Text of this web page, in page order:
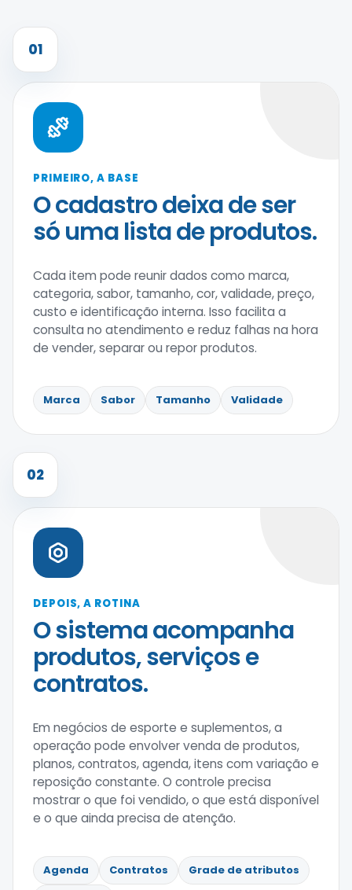
01
PRIMEIRO, A BASE
O cadastro deixa de ser
só uma lista de produtos.
Cada item pode reunir dados como marca,
categoria, sabor, tamanho, cor, validade, preço,
custo e identificação interna. Isso facilita a
consulta no atendimento e reduz falhas na hora
de vender, separar ou repor produtos.
Marca Sabor Tamanho Validade
02
DEPOIS, A ROTINA
O sistema acompanha
produtos, serviços e
contratos.
Em negócios de esporte e suplementos, a
operação pode envolver venda de produtos,
planos, contratos, agenda, itens com variação e
reposição constante. O controle precisa
mostrar o que foi vendido, o que está disponível
e o que ainda precisa de atenção.
Agenda Contratos
Grade de atributos